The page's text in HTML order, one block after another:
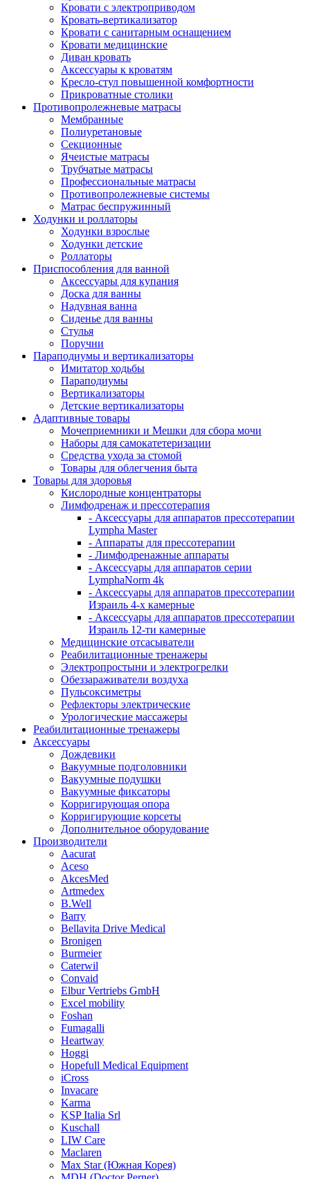
Кровати с электроприводом
Кровать-вертикализатор
Кровати с санитарным оснащением
Кровати медицинские
Диван кровать
Аксессуары к кроватям
Кресло-стул повышенной комфортности
Прикроватные столики
Противопролежневые матрасы
Мембранные
Полиуретановые
Секционные
Ячеистые матрасы
Трубчатые матрасы
Профессиональные матрасы
Противопролежневые системы
Матрас беспружинный
Ходунки и роллаторы
Ходунки взрослые
Ходунки детские
Роллаторы
Приспособления для ванной
Аксессуары для купания
Доска для ванны
Надувная ванна
Сиденье для ванны
Стулья
Поручни
Параподиумы и вертикализаторы
Имитатор ходьбы
Параподиумы
Вертикализаторы
Детские вертикализаторы
Адаптивные товары
Мочеприемники и Мешки для сбора мочи
Наборы для самокатетеризации
Средства ухода за стомой
Товары для облегчения быта
Товары для здоровья
Кислородные концентраторы
Лимфодренаж и прессотерапия
- Аксессуары для аппаратов прессотерапии
Lympha Master
- Аппараты для прессотерапии
- Лимфодренажные аппараты
- Аксессуары для аппаратов серии
LymphaNorm 4k
- Аксессуары для аппаратов прессотерапии
Израиль 4-х камерные
- Аксессуары для аппаратов прессотерапии
Израиль 12-ти камерные
Медицинские отсасыватели
Реабилитационные тренажеры
Электропростыни и электрогрелки
Обеззараживатели воздуха
Пульсоксиметры
Рефлекторы электрические
Урологические массажеры
Реабилитационные тренажеры
Аксессуары
Дождевики
Вакуумные подголовники
Вакуумные подушки
Вакуумные фиксаторы
Корригирующая опора
Корригирующие корсеты
Дополнительное оборудование
Производители
Aacurat
Aceso
AkcesMed
Artmedex
B.Well
Barry
Bellavita Drive Medical
Bronigen
Burmeier
Caterwil
Convaid
Elbur Vertriebs GmbH
Excel mobility
Foshan
Fumagalli
Heartway
Hoggi
Hopefull Medical Equipment
iCross
Invacare
Karma
KSP Italia Srl
Kuschall
LIW Care
Maclaren
Max Star (Южная Корея)